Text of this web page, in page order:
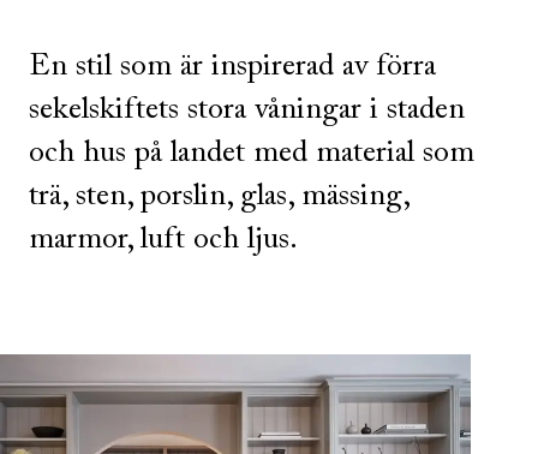
En stil som är inspirerad av förra
sekelskiftets stora våningar i staden
och hus på landet med material som
trä, sten, porslin, glas, mässing,
marmor, luft och ljus.